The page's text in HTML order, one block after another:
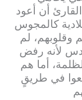
أن أعود
كالمجوس
وقلوبهم، لم
لأنه رفض
أما هم
في طريقٍ